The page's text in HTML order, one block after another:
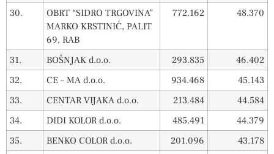
30.
OBRT “SIDRO TRGOVINA”
MARKO KRSTINIĆ, PALIT
69, RAB
772.162 48.370
31. BOŠNJAK d.o.o. 293.835
46.402
32.
CE – MA d.o.o. 934.468
45.143
33.
CENTAR VIJAKA d.o.o. 213.484
44.584
34.
DIDI KOLOR d.o.o. 485.491
44.379
35.
BENKO COLOR d.o.o. 201.096
43.178